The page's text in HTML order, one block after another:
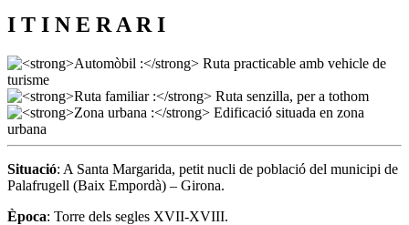
I T I N E R A R I
Situació: A Santa Margarida, petit nucli de població del municipi de
Palafrugell (Baix Empordà) – Girona.
Època: Torre dels segles XVII-XVIII.